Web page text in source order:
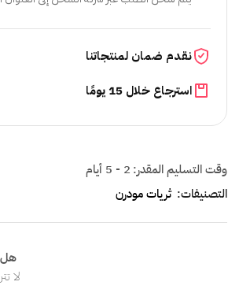
نقدم ضمان لمنتجاتنا
استرجاع خلال 15 يومًا
وقت التسليم المقدر: 2 - 5 أيام
التصنيفات: ثريات مودرن
هل
لا